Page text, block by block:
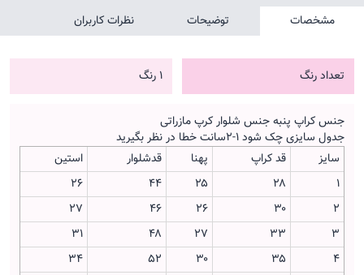
مشخصات توضیحات نظرات کاربران
تعداد رنگ 1 رنگ
جنس کراپ پنبه جنس شلوار کرپ مازراتی
جدول سایزی چک شود ۱-۲سانت خطا در نظر بگیرید
سایز
قد کراپ پهنا قدشلوار
استین
۱
۲۸ ۲۵ ۴۴
۲۶
۲
۳۰ ۲۶ ۴۶
۲۷
۳
۳۳ ۲۷ ۴۸
۳۱
۴
۳۵ ۳۰ ۵۲
۳۴